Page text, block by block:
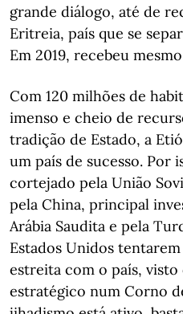
grande diálogo, até de
Eritreia, país que se
Em 2019, recebeu
Com 120 milhões de
imenso e cheio de
tradição de Estado, a
um país de sucesso. Por
cortejado pela União
pela China, principal
Arábia Saudita e pela
Estados Unidos
estreita com o país,
estratégico num Corno